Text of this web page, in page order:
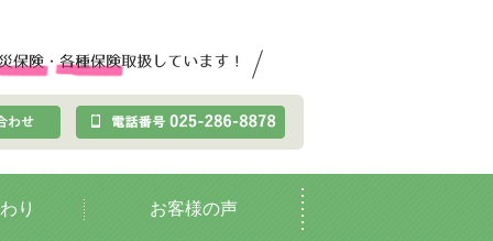
り お客様の声